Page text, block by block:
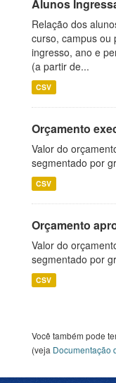
Alunos
Relação dos
curso, campus ou
ingresso, ano e
(a partir de...
CSV
Orçamento
Valor do
segmentado por
CSV
Orçamento
Valor do
segmentado por
CSV
Você também pode
(veja Documentação